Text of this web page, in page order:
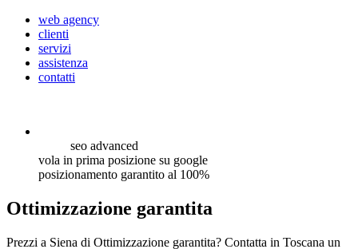
web agency
clienti
servizi
assistenza
contatti
seo advanced
vola in prima posizione su google
posizionamento garantito al 100%
Ottimizzazione garantita
Prezzi a Siena di Ottimizzazione garantita? Contatta in Toscana un